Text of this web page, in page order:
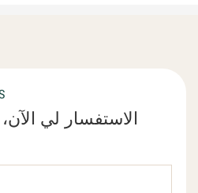
الاستفسار لي